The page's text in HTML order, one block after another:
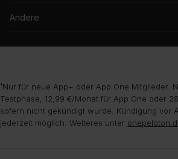
Andere
¹Nur für neue App+ oder App One Mitglieder.
Testphase, 12,99 €/Monat für App One oder
sofern nicht gekündigt wurde. Kündigung vor
jederzeit möglich. Weiteres unter